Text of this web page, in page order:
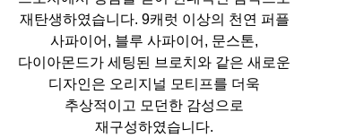
재탄생하였습니다. 9캐럿 이상의 천연 퍼플
사파이어, 블루 사파이어, 문스톤,
다이아몬드가 세팅된 브로치와 같은 새로운
디자인은 오리지널 모티프를 더욱
추상적이고 모던한 감성으로
재구성하였습니다.